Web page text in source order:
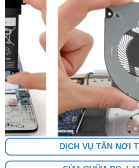
DỊCH VỤ TẬN NƠI